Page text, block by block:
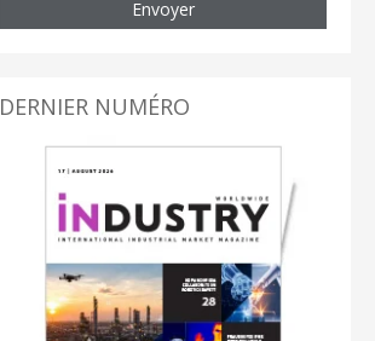
Envoyer
DERNIER NUMÉRO